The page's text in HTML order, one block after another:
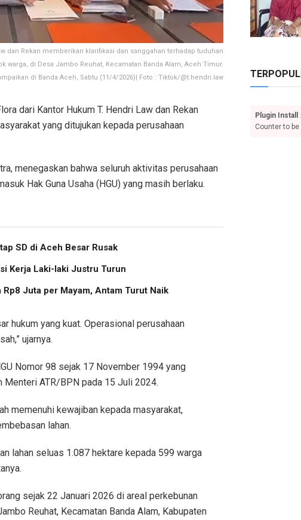
dan Rekan memberikan klarifikasi dan sanggahan terhadap tuduhan
warga, di Desa Jambo Reuhat, Kecamatan Banda Alam, Aceh Timur.
di Banda Aceh, Sabtu (11/4/2026)| Foto : Tiktok/@t.hendri.law
dari Kantor Hukum T. Hendri Law dan Rekan
yang ditujukan kepada perusahaan
menegaskan bahwa seluruh aktivitas perusahaan
Hak Guna Usaha (HGU) yang masih berlaku.
SD di Aceh Besar Rusak
Kerja Laki-laki Justru Turun
Juta per Mayam, Antam Turut Naik
hukum yang kuat. Operasional perusahaan
ujarnya.
Nomor 98 sejak 17 November 1994 yang
Menteri ATR/BPN pada 15 Juli 2024.
memenuhi kewajiban kepada masyarakat,
lahan.
lahan seluas 1.087 hektare kepada 599 warga
sejak 22 Januari 2026 di areal perkebunan
Reuhat, Kecamatan Banda Alam, Kabupaten
Plugin Install
Counter to